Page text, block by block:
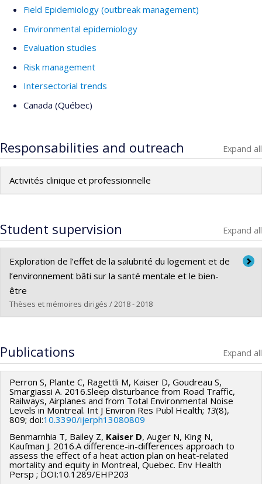
Field Epidemiology (outbreak management)
Environmental epidemiology
Evaluation studies
Risk management
Intersectorial trends
Canada (Québec)
Responsabilities and outreach Expand all
Activités clinique et professionnelle
Student supervision Expand all
Exploration de l’effet de la salubrité du logement et de
l’environnement bâti sur la santé mentale et le bien-
être
Thèses et mémoires dirigés / 2018 - 2018
Cycle :Master's
Grade :M. Sc.
Lien vers le document dans Papyrus
Publications Expand all
Perron S, Plante C, Ragettli M, Kaiser D, Goudreau S,
Smargiassi A. 2016.Sleep disturbance from Road Traffic,
Railways, Airplanes and from Total Environmental Noise
Levels in Montreal. Int J Environ Res Publ Health; 13(8),
809; doi:10.3390/ijerph13080809
Benmarnhia T, Bailey Z, Kaiser D, Auger N, King N,
Kaufman J. 2016.A difference-in-differences approach to
assess the effect of a heat action plan on heat-related
mortality and equity in Montreal, Quebec. Env Health
Persp ; DOI:10.1289/EHP203